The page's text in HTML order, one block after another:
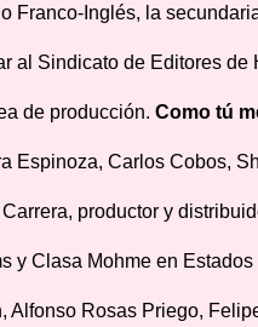
Franco-Inglés, la
al Sindicato de Editores de
de producción. Como tú
Espinoza, Carlos Cobos,
productor y
y Clasa Mohme en
Rosas Priego,